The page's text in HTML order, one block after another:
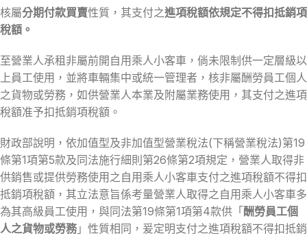
核屬分期付款買賣性質，其支付之進項稅額依規定不得扣抵銷項
稅額。
至營業人承租非屬前開自用乘人小客車，倘未限制供一定層級以
上員工使用，並將車輛集中或統一管理者，核非屬酬勞員工個人
之貨物或勞務，如供營業人本業及附屬業務使用，其支付之進項
稅額准予扣抵銷項稅額。
財政部說明，依加值型及非加值型營業稅法(下稱營業稅法)第19
條第1項第5款及同法施行細則第26條第2項規定，營業人取得非
供銷售或提供勞務使用之自用乘人小客車支付之進項稅額不得扣
抵銷項稅額，其立法意旨係考量營業人取得之自用乘人小客車多
為其高級員工使用，與同法第19條第1項第4款供「 酬勞員工個
人之貨物或勞務 」性質相同，爰定明支付之進項稅額不得扣抵銷